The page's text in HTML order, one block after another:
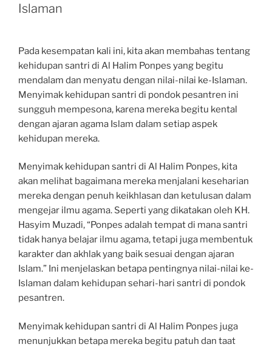
Islaman
Pada kesempatan kali ini, kita akan membahas tentang
kehidupan santri di Al Halim Ponpes yang begitu
mendalam dan menyatu dengan nilai-nilai ke-Islaman.
Menyimak kehidupan santri di pondok pesantren ini
sungguh mempesona, karena mereka begitu kental
dengan ajaran agama Islam dalam setiap aspek
kehidupan mereka.
Menyimak kehidupan santri di Al Halim Ponpes, kita
akan melihat bagaimana mereka menjalani keseharian
mereka dengan penuh keikhlasan dan ketulusan dalam
mengejar ilmu agama. Seperti yang dikatakan oleh KH.
Hasyim Muzadi, “Ponpes adalah tempat di mana santri
tidak hanya belajar ilmu agama, tetapi juga membentuk
karakter dan akhlak yang baik sesuai dengan ajaran
Islam.” Ini menjelaskan betapa pentingnya nilai-nilai ke-
Islaman dalam kehidupan sehari-hari santri di pondok
pesantren.
Menyimak kehidupan santri di Al Halim Ponpes juga
menunjukkan betapa mereka begitu patuh dan taat